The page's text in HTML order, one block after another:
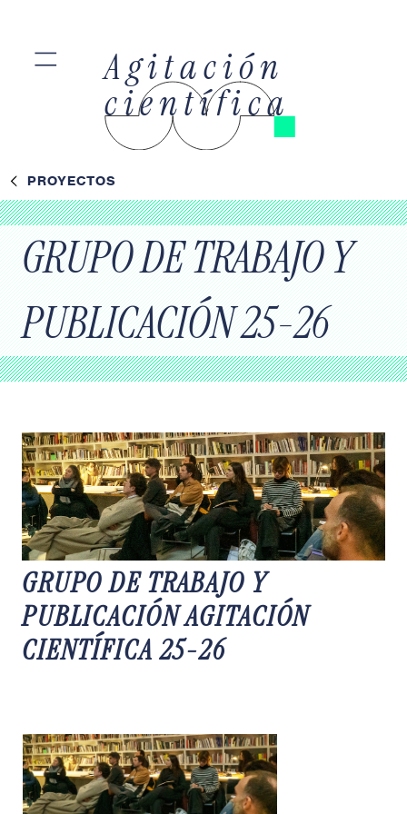
=
PROYECTOS
Agitación
científica
GRUPO DE TRABAJO Y
PUBLICACIÓN 25-26
GRUPO DE TRABAJO Y
PUBLICACIÓN AGITACIÓN
CIENTÍFICA 25-26